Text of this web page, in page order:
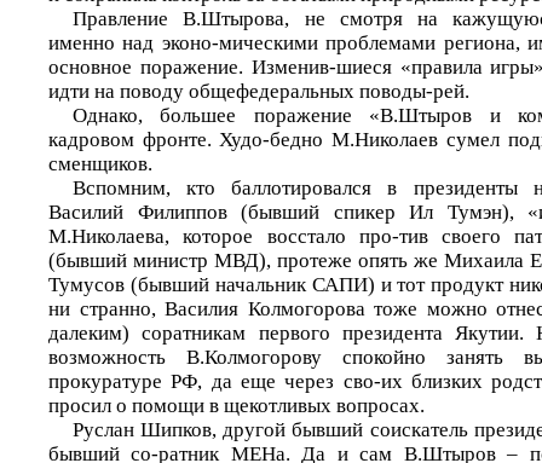
Правление В.Штырова, не смотря на
именно над эконо-мическими проблемами региона,
основное поражение. Изменив-шиеся «правила
идти на поводу общефедеральных поводы-рей.
Однако, большее поражение «В.Штыров и
кадровом фронте. Худо-бедно М.Николаев сумел
сменщиков.
Вспомним, кто баллотировался в
Василий Филиппов (бывший спикер Ил Тумэн),
М.Николаева, которое восстало про-тив своего
(бывший министр МВД), протеже опять же Михаила
Тумусов (бывший начальник САПИ) и тот продукт
ни странно, Василия Колмогорова тоже можно
далеким) соратникам первого президента
возможность В.Колмогорову спокойно занять
прокуратуре РФ, да еще через сво-их близких
просил о помощи в щекотливых вопросах.
Руслан Шипков, другой бывший соискатель
бывший со-ратник МЕНа. Да и сам В.Штыров –